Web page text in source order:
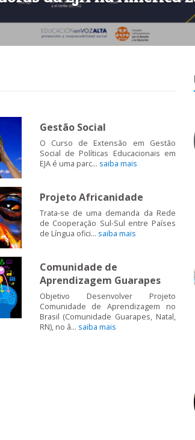
Gestão Social
O Curso de Extensão em Gestão
Social de Políticas Educacionais em
EJA é uma parc... saiba mais
Projeto Africanidade
Trata-se de uma demanda da Rede
de Cooperação Sul-Sul entre Países
de Língua ofici... saiba mais
Comunidade de
Aprendizagem Guarapes
Objetivo Desenvolver Projeto
Comunidade de Aprendizagem no
Brasil (Comunidade Guarapes, Natal,
RN), no â... saiba mais